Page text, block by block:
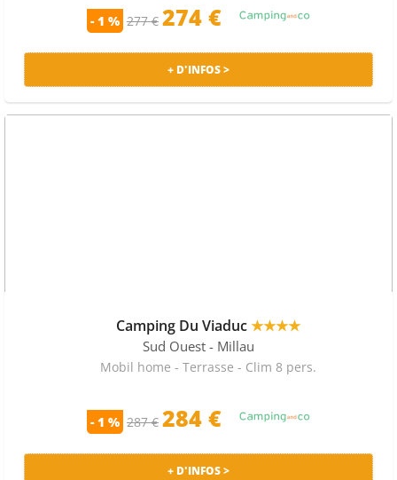
- 1 % 277 € 274 €
+ D'INFOS >
Camping Du Viaduc★★★★
Sud Ouest - Millau
Mobil home - Terrasse - Clim 8 pers.
- 1 % 287 € 284 €
+ D'INFOS >